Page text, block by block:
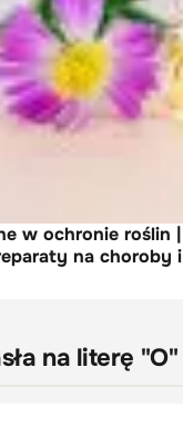
w ochronie roślin |
na choroby i
na literę "O"